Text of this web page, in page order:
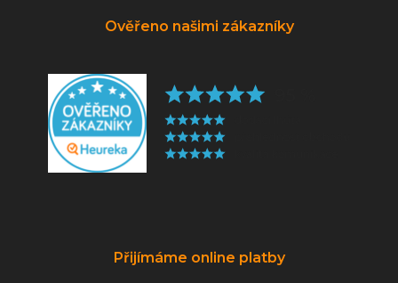
Ověřeno našimi zákazníky
Přijímáme online platby